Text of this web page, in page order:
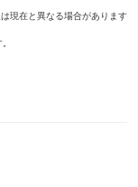
現在と異なる場合があります